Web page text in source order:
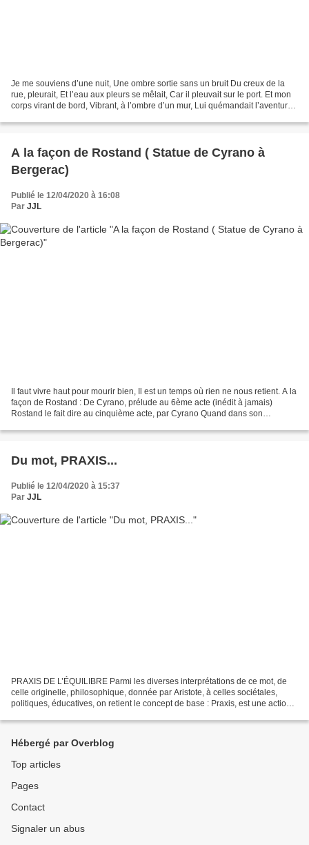
Je me souviens d’une nuit, Une ombre sortie sans un bruit Du creux de la
rue, pleurait, Et l’eau aux pleurs se mêlait, Car il pleuvait sur le port. Et mon
corps virant de bord, Vibrant, à l’ombre d’un mur, Lui quémandait l’aventure.
A la façon de Rostand ( Statue de Cyrano à
Bergerac)
Publié le 12/04/2020 à 16:08
Par JJL
Il faut vivre haut pour mourir bien, Il est un temps où rien ne nous retient. A la
façon de Rostand : De Cyrano, prélude au 6ème acte (inédit à jamais)
Rostand le fait dire au cinquième acte, par Cyrano Quand dans son
Du mot, PRAXIS...
Publié le 12/04/2020 à 15:37
Par JJL
PRAXIS DE L’ÉQUILIBRE Parmi les diverses interprétations de ce mot, de
celle originelle, philosophique, donnée par Aristote, à celles sociétales,
politiques, éducatives, on retient le concept de base : Praxis, est une action
Hébergé par Overblog
Top articles
Pages
Contact
Signaler un abus